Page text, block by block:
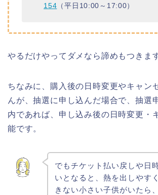
154 （平日10:00～17:00）
やるだけやってダメなら諦めもつきま
ちなみに、購入後の日時変更やキャン
んが、抽選に申し込んだ場合で、抽選
内であれば、申し込み後の日時変更・
能です。
でもチケット払い戻しや日
いとなると、熱を出しやす
きない小さい子供がいたら